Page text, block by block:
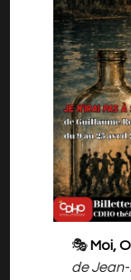
🎭 Moi,
de
travers de
Repéré sur
dans le
fondateur
plume, son
spectacle
de mots !
A partir de
Entrée : prix